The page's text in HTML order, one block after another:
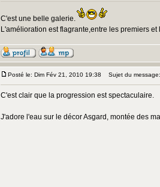
C'est une belle galerie.
L'amélioration est flagrante,entre les premiers
Posté le: Dim Fév 21, 2010 19:38 Sujet du message:
C'est clair que la progression est spectaculaire.
J'adore l'eau sur le décor Asgard, montée des